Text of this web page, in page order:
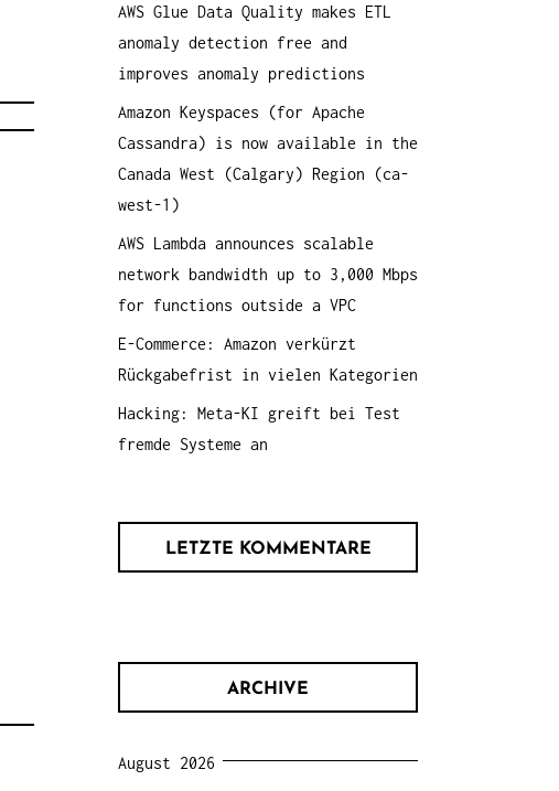
a
c
h
:
AWS Glue Data Quality makes ETL
anomaly detection free and
improves anomaly predictions
Amazon Keyspaces (for Apache
Cassandra) is now available in the
Canada West (Calgary) Region (ca-
west-1)
AWS Lambda announces scalable
network bandwidth up to 3,000 Mbps
for functions outside a VPC
E-Commerce: Amazon verkürzt
Rückgabefrist in vielen Kategorien
Hacking: Meta-KI greift bei Test
fremde Systeme an
LETZTE KOMMENTARE
ARCHIVE
August 2026